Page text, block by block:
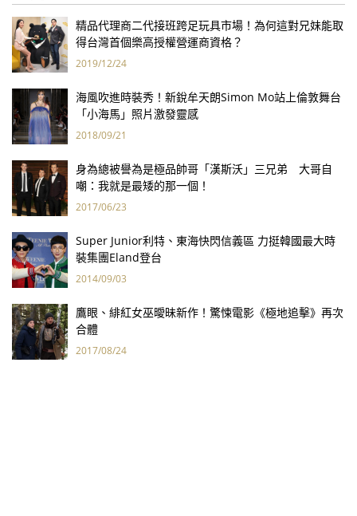
精品代理商二代接班跨足玩具市場！為何這對兄妹能取
得台灣首個樂高授權營運商資格？
2019/12/24
海風吹進時裝秀！新銳牟天朗Simon Mo站上倫敦舞台
「小海馬」照片激發靈感
2018/09/21
身為總被譽為是極品帥哥「漢斯沃」三兄弟 大哥自
嘲：我就是最矮的那一個！
2017/06/23
Super Junior利特、東海快閃信義區 力挺韓國最大時
裝集團Eland登台
2014/09/03
鷹眼、緋紅女巫曖昧新作！驚悚電影《極地追擊》再次
合體
2017/08/24